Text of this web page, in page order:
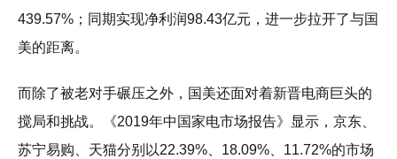
439.57%；同期实现净利润98.43亿元，进一步拉开了与国
美的距离。
而除了被老对手碾压之外，国美还面对着新晋电商巨头的
搅局和挑战。《2019年中国家电市场报告》显示，京东、
苏宁易购、天猫分别以22.39%、18.09%、11.72%的市场